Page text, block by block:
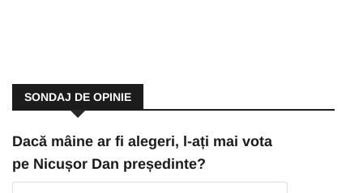
SONDAJ DE OPINIE
Dacă mâine ar fi alegeri, l-ați mai vota
pe Nicușor Dan președinte?